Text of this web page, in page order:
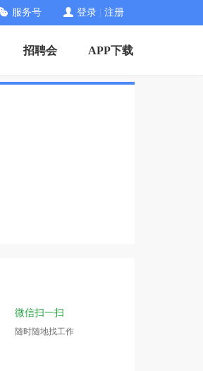
服务号 登录 注册
招聘会 APP下载
微信扫一扫
随时随地找工作